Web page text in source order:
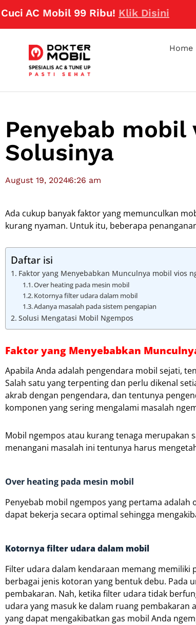
AC Mobil 99 Ribu!Klik Disini
Home
Penyebab mobil
Solusinya
August 19, 20246:26 am
Ada cukup banyak faktor yang memunculkan
kurang nyaman. Untuk itu, beberapa
Daftar isi
Faktor yang Menyebabkan Munculnya mobil vios
Over heating pada mesin mobil
Kotornya filter udara dalam mobil
Adanya masalah pada sistem pengapian
Solusi Mengatasi Mobil Ngempos
Faktor yang Menyebabkan
Apabila Anda adalah pengendara mobil sejati,
Salah satu yang terpenting dan perlu dikenal
akrab dengan pengendara, dan tentunya
komponen yang sering mengalami masalah
Mobil ngempos atau kurang tenaga merupakan
menangani masalah ini tentunya harus
Over heating pada mesin mobil
Penyebab mobil ngempos yang pertama
dapat bekerja secara optimal sehingga
Kotornya filter udara dalam mobil
Filter udara dalam kendaraan memang
berbagai jenis kotoran yang bentuk debu. Pada
pembakaran. Nah, ketika filter udara tidak
udara yang masuk ke dalam ruang
yang dapat mengakibatkan gas mobil Anda